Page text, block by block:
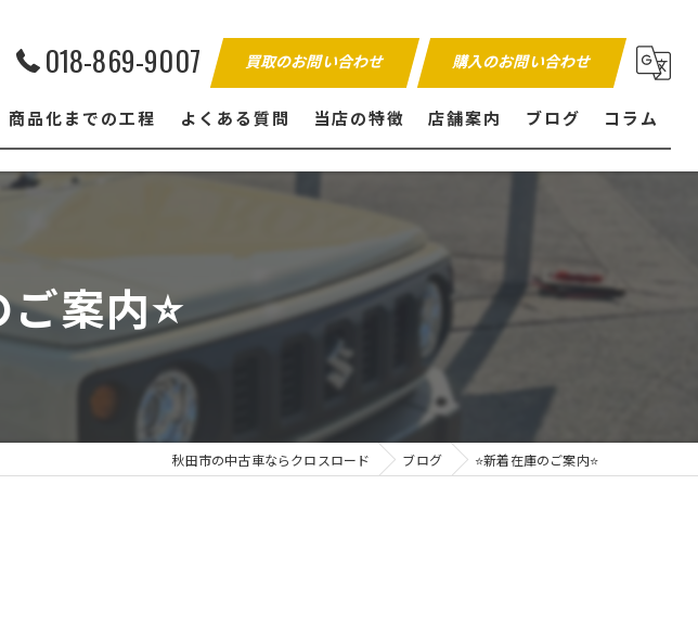
018-869-9007 買取のお問い合わせ 購入のお問い合わせ
商品化までの工程 よくある質問 当店の特徴
内外装仕上げ
保証付き
店舗案内 ブログ コラム
案内⭐️
秋田市の中古車ならクロスロード ブログ ⭐️新着在庫のご案内⭐️